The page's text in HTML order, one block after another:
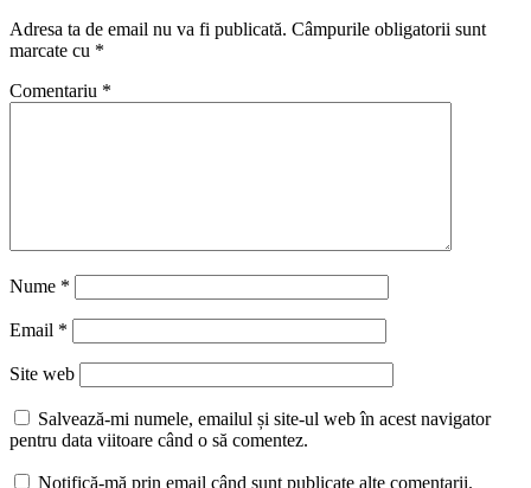
Adresa ta de email nu va fi publicată. Câmpurile obligatorii sunt
marcate cu *
Comentariu *
Nume *
Email *
Site web
Salvează-mi numele, emailul și site-ul web în acest navigator
pentru data viitoare când o să comentez.
Notifică-mă prin email când sunt publicate alte comentarii.